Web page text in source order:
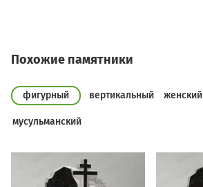
Похожие памятники
фигурный вертикальный женский
мусульманский